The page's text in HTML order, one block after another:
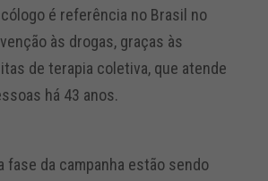
é referência no Brasil no
às drogas, graças às
de terapia coletiva, que atende
há 43 anos.
fase da campanha estão sendo